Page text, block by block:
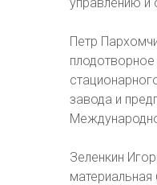
Петр
завода и
Зеленкин